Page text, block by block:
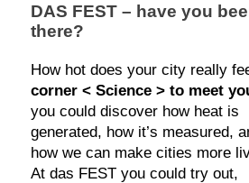
DAS FEST – have you
there?
How hot does your city really
corner < Science > to meet
you could discover how heat is
generated, how it’s measured,
how we can make cities more
At das FEST you could try out,